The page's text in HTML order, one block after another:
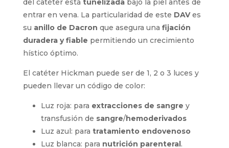
de entrar en vena. La particularidad de este
es su anillo de Dacron
que asegura una
fijación duradera y fiable
permitiendo un
crecimiento hístico óptimo.
pueden llevar un código de color:
extracciones de sangre
transfusión de
/hemoderivados
tratamiento endovenoso
Luz blanca: para
nutrición